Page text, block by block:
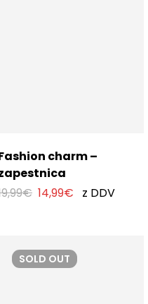
charm –
€ 14,99€ z DDV
SOLD OUT